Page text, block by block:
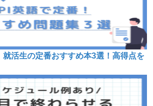
就活生の定番おすすめ本3選！高得点を